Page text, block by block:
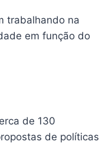
trabalhando na
em função do
de 130
de políticas